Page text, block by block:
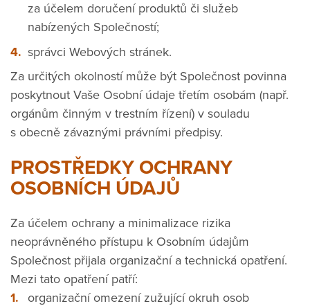
za účelem doručení produktů či služeb
nabízených Společností;
správci Webových stránek.
Za určitých okolností může být Společnost povinna
poskytnout Vaše Osobní údaje třetím osobám (např.
orgánům činným v trestním řízení) v souladu
s obecně závaznými právními předpisy.
PROSTŘEDKY OCHRANY
OSOBNÍCH ÚDAJŮ
Za účelem ochrany a minimalizace rizika
neoprávněného přístupu k Osobním údajům
Společnost přijala organizační a technická opatření.
Mezi tato opatření patří:
organizační omezení zužující okruh osob